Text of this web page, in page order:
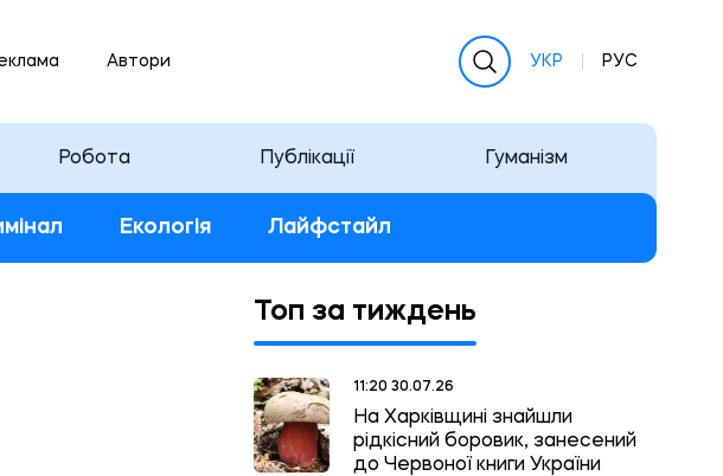
Автори УКР РУС
Робота Публікації Гуманізм
Екологія Лайфстайл
Топ за тиждень
11:20 30.07.26
На Харківщині знайшли
рідкісний боровик, занесений
до Червоної книги України